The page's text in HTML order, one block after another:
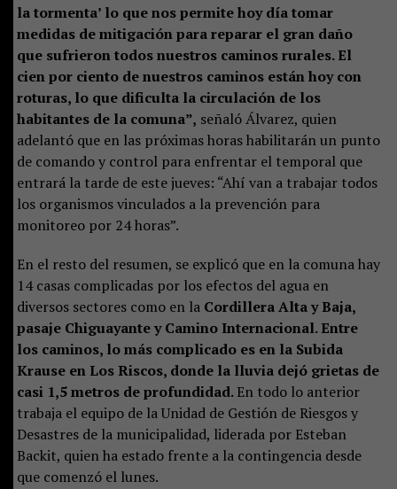
la tormenta’ lo que nos permite hoy día tomar
medidas de mitigación para reparar el gran daño
que sufrieron todos nuestros caminos rurales. El
cien por ciento de nuestros caminos están hoy con
roturas, lo que dificulta la circulación de los
habitantes de la comuna”, señaló Álvarez, quien
adelantó que en las próximas horas habilitarán un punto
de comando y control para enfrentar el temporal que
entrará la tarde de este jueves: “Ahí van a trabajar todos
los organismos vinculados a la prevención para
monitoreo por 24 horas”.
En el resto del resumen, se explicó que en la comuna hay
14 casas complicadas por los efectos del agua en
diversos sectores como en la Cordillera Alta y Baja,
pasaje Chiguayante y Camino Internacional. Entre
los caminos, lo más complicado es en la Subida
Krause en Los Riscos, donde la lluvia dejó grietas de
casi 1,5 metros de profundidad.En todo lo anterior
trabaja el equipo de la Unidad de Gestión de Riesgos y
Desastres de la municipalidad, liderada por Esteban
Backit, quien ha estado frente a la contingencia desde
que comenzó el lunes.